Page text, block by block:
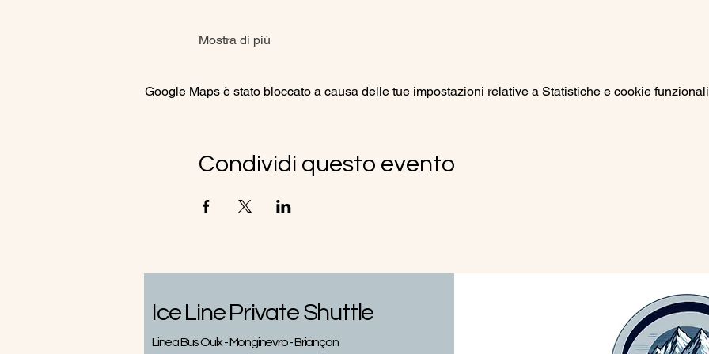
Mostra di più
Google Maps è stato bloccato a causa delle tue impostazioni relative a Statistiche e cookie
Condividi questo evento
Ice Line Private Shuttle
Linea Bus Oulx - Monginevro - Briançon